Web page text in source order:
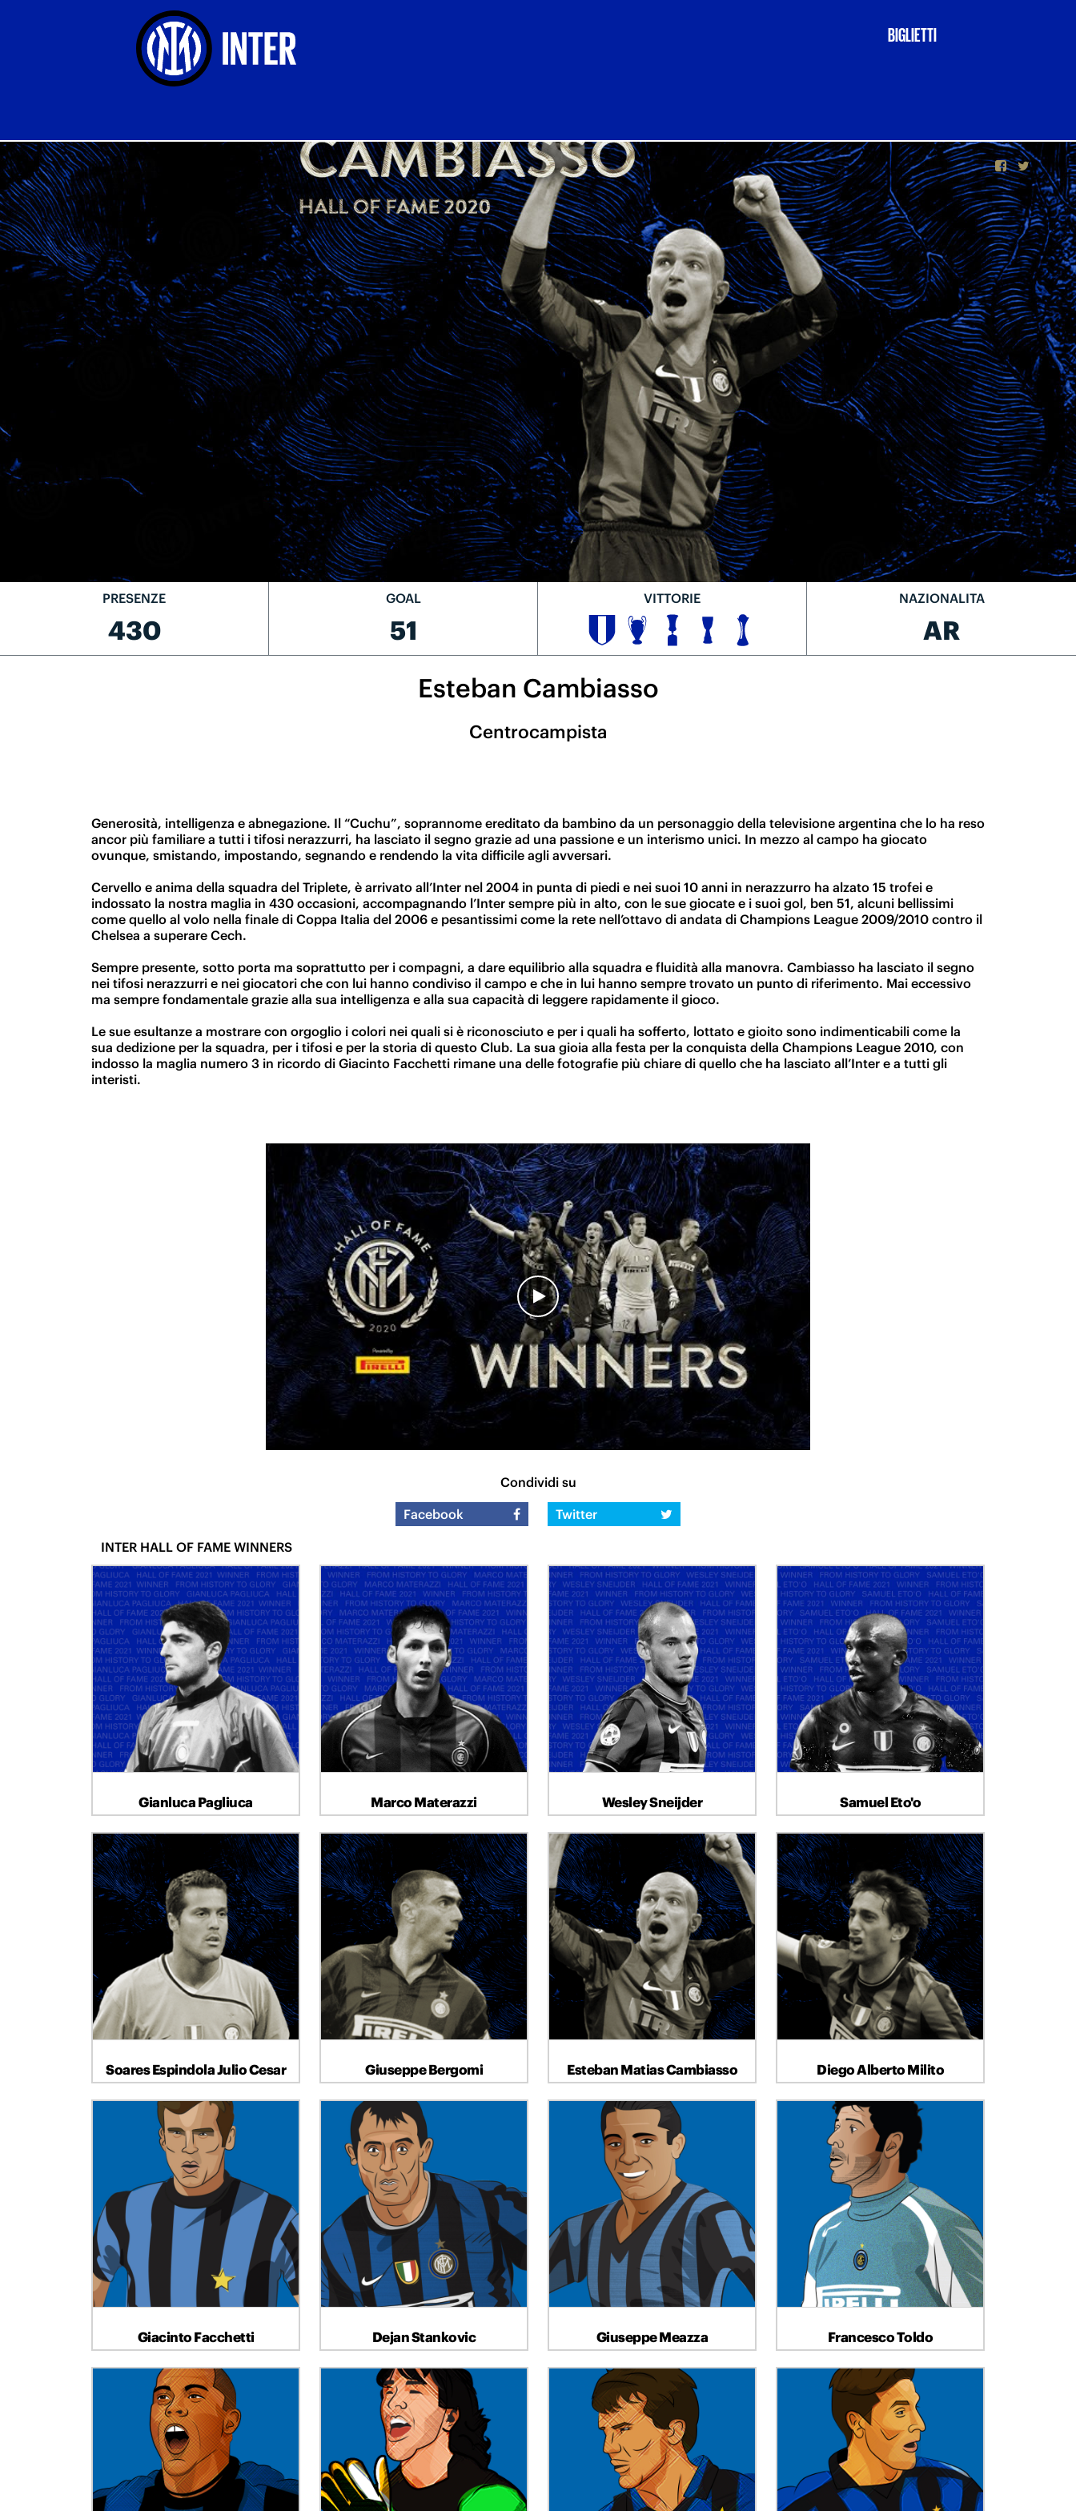
BIGLIETTI
PRESENZE
430
GOAL
51
VITTORIE NAZIONALITA
AR
Esteban Cambiasso
Centrocampista
Generosità, intelligenza e abnegazione. Il “Cuchu”, soprannome ereditato da bambino da un personaggio della televisione argentina che lo ha reso
ancor più familiare a tutti i tifosi nerazzurri, ha lasciato il segno grazie ad una passione e un interismo unici. In mezzo al campo ha giocato
ovunque, smistando, impostando, segnando e rendendo la vita difficile agli avversari.
Cervello e anima della squadra del Triplete, è arrivato all’Inter nel 2004 in punta di piedi e nei suoi 10 anni in nerazzurro ha alzato 15 trofei e
indossato la nostra maglia in 430 occasioni, accompagnando l’Inter sempre più in alto, con le sue giocate e i suoi gol, ben 51, alcuni bellissimi
come quello al volo nella finale di Coppa Italia del 2006 e pesantissimi come la rete nell’ottavo di andata di Champions League 2009/2010 contro il
Chelsea a superare Cech.
Sempre presente, sotto porta ma soprattutto per i compagni, a dare equilibrio alla squadra e fluidità alla manovra. Cambiasso ha lasciato il segno
nei tifosi nerazzurri e nei giocatori che con lui hanno condiviso il campo e che in lui hanno sempre trovato un punto di riferimento. Mai eccessivo
ma sempre fondamentale grazie alla sua intelligenza e alla sua capacità di leggere rapidamente il gioco.
Le sue esultanze a mostrare con orgoglio i colori nei quali si è riconosciuto e per i quali ha sofferto, lottato e gioito sono indimenticabili come la
sua dedizione per la squadra, per i tifosi e per la storia di questo Club. La sua gioia alla festa per la conquista della Champions League 2010, con
indosso la maglia numero 3 in ricordo di Giacinto Facchetti rimane una delle fotografie più chiare di quello che ha lasciato all’Inter e a tutti gli
interisti.
Condividi su
Facebook
Twitter
INTER HALL OF FAME WINNERS
Gianluca Pagliuca Marco Materazzi Wesley Sneijder Samuel Eto'o
Soares Espindola Julio Cesar Giuseppe Bergomi Esteban Matias Cambiasso Diego Alberto Milito
Giacinto Facchetti Dejan Stankovic Giuseppe Meazza Francesco Toldo